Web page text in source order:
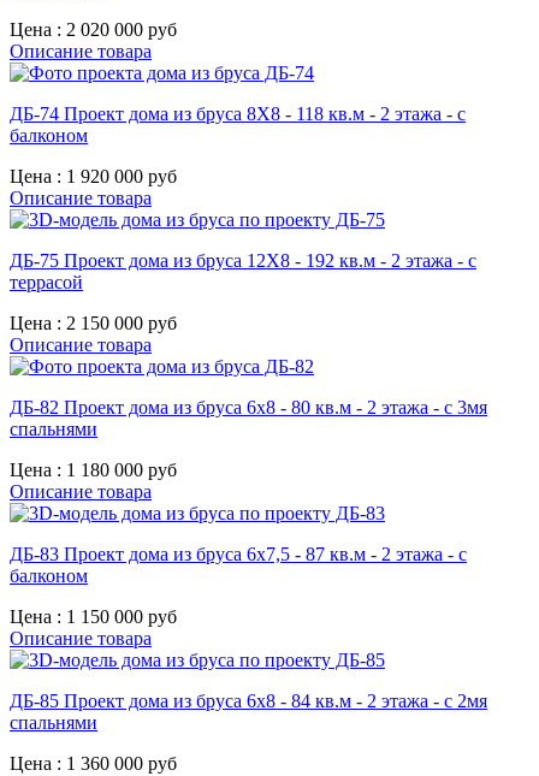
Цена : 2 020 000 руб
Описание товара
ДБ-74 Проект дома из бруса 8X8 - 118 кв.м - 2 этажа - с
балконом
Цена : 1 920 000 руб
Описание товара
ДБ-75 Проект дома из бруса 12X8 - 192 кв.м - 2 этажа - с
террасой
Цена : 2 150 000 руб
Описание товара
ДБ-82 Проект дома из бруса 6х8 - 80 кв.м - 2 этажа - с 3мя
спальнями
Цена : 1 180 000 руб
Описание товара
ДБ-83 Проект дома из бруса 6х7,5 - 87 кв.м - 2 этажа - с
балконом
Цена : 1 150 000 руб
Описание товара
ДБ-85 Проект дома из бруса 6х8 - 84 кв.м - 2 этажа - с 2мя
спальнями
Цена : 1 360 000 руб